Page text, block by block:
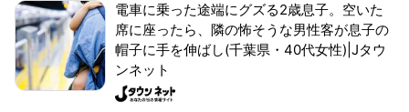
電車に乗った途端にグズる2歳息子。空いた
席に座ったら、隣の怖そうな男性客が息子の
帽子に手を伸ばし(千葉県・40代女性)|Jタウ
ンネット